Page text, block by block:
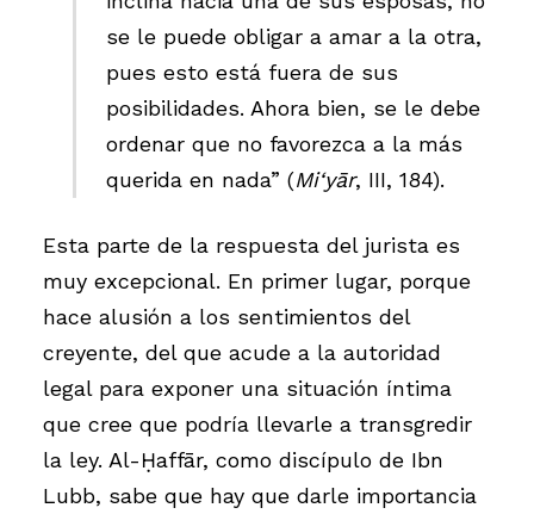
se le puede obligar a amar a la otra,
pues esto está fuera de sus
posibilidades. Ahora bien, se le debe
ordenar que no favorezca a la más
querida en nada” (Mi‘yār, III, 184).
Esta parte de la respuesta del jurista es
muy excepcional. En primer lugar, porque
hace alusión a los sentimientos del
creyente, del que acude a la autoridad
legal para exponer una situación íntima
que cree que podría llevarle a transgredir
la ley. Al-Ḥaffār, como discípulo de Ibn
Lubb, sabe que hay que darle importancia